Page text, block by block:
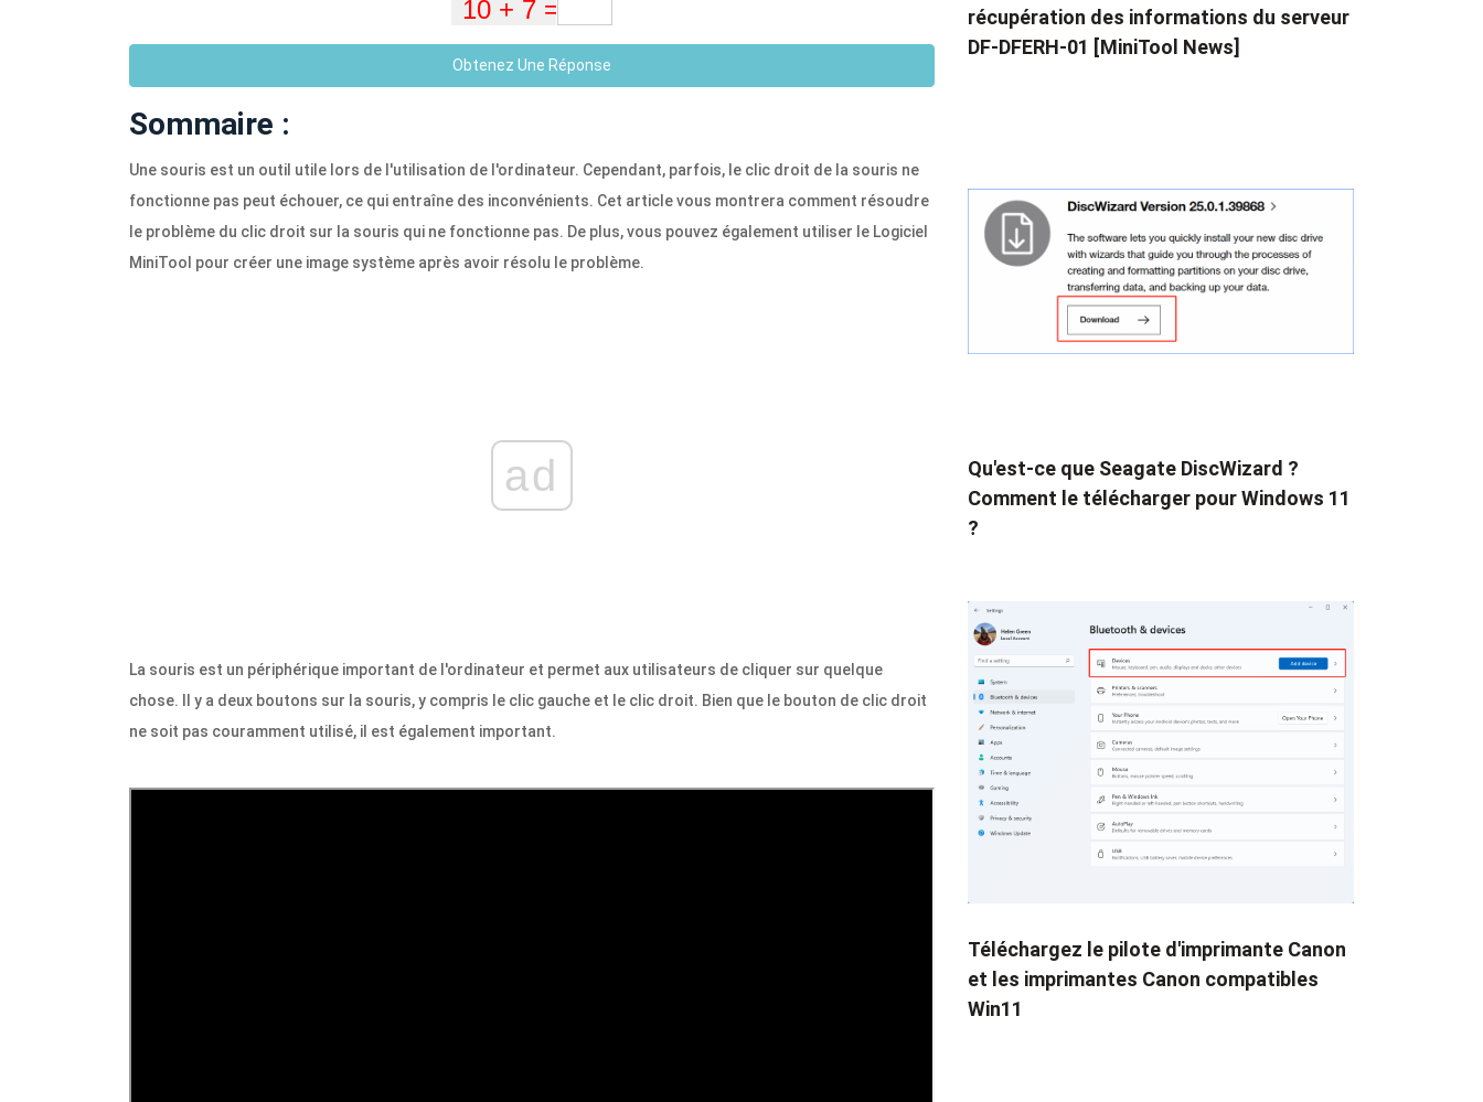
Obtenez Une Réponse
Sommaire :
Une souris est un outil utile lors de l'utilisation de l'ordinateur. Cependant, parfois, le clic droit de la souris ne
fonctionne pas peut échouer, ce qui entraîne des inconvénients. Cet article vous montrera comment résoudre
le problème du clic droit sur la souris qui ne fonctionne pas. De plus, vous pouvez également utiliser le Logiciel
MiniTool pour créer une image système après avoir résolu le problème.
ad
La souris est un périphérique important de l'ordinateur et permet aux utilisateurs de cliquer sur quelque
chose. Il y a deux boutons sur la souris, y compris le clic gauche et le clic droit. Bien que le bouton de clic droit
ne soit pas couramment utilisé, il est également important.
récupération des informations du serveur
DF-DFERH-01 [MiniTool News]
Qu'est-ce que Seagate DiscWizard ?
Comment le télécharger pour Windows 11
?
Téléchargez le pilote d'imprimante Canon
et les imprimantes Canon compatibles
Win11